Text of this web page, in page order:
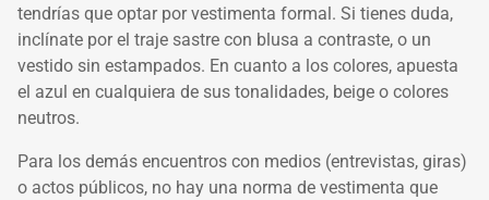
tendrías que optar por vestimenta formal. Si tienes duda,
inclínate por el traje sastre con blusa a contraste, o un
vestido sin estampados. En cuanto a los colores, apuesta
el azul en cualquiera de sus tonalidades, beige o colores
neutros.
Para los demás encuentros con medios (entrevistas, giras)
o actos públicos, no hay una norma de vestimenta que